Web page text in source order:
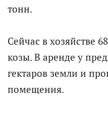
тонн.
Сейчас в хозяйстве
козы. В аренде у
гектаров земли и
помещения.